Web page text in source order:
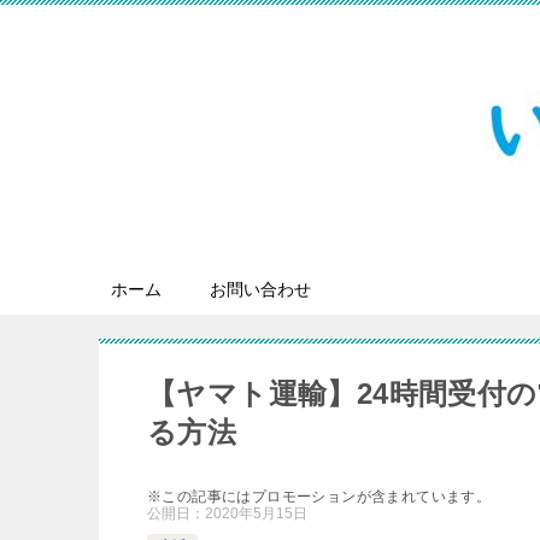
ホーム お問い合わせ
【ヤマト運輸】24時間受付
る方法
※この記事にはプロモーションが含まれています。
公開日： 2020年5月15日